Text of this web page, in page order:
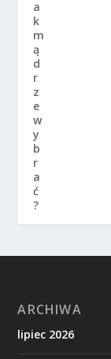
ARCHIWA
lipiec 2026